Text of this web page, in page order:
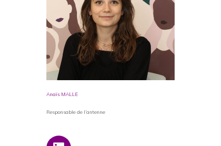
Anaïs MALLE
Responsable de l’antenne